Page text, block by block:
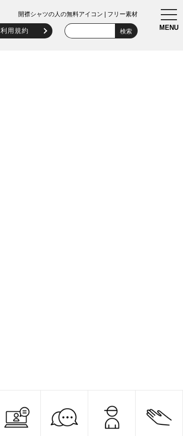
MENU
開襟シャツの人の無料アイコン | フリー素材
利用規約